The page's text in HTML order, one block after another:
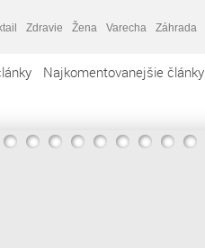
Zdravie Žena Varecha Záhrada
Najkomentovanejšie články